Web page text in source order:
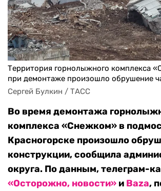
Территория горнолыжного комплекса
при демонтаже произошло обрушение
Сергей Булкин / ТАСС
Во время демонтажа
комплекса «Снежком» в
Красногорске произошло
конструкции, сообщила
округа. По данным, телеграм-
«Осторожно, новости» и Baza,